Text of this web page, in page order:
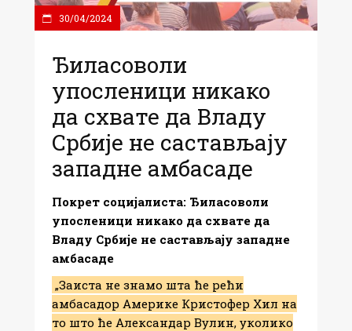
30/04/2024
Ђиласоволи
упосленици никако
да схвате да Владу
Србије не састављају
западне амбасаде
Покрет социјалиста: Ђиласоволи
упосленици никако да схвате да
Владу Србије не састављају западне
амбасаде
„Заиста не знамо шта ће рећи
амбасадор Америке Кристофер Хил на
то што ће Александар Вулин, уколико